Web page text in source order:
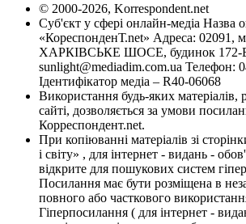
© 2000-2026, Korrespondent.net
Суб'єкт у сфері онлайн-медіа Назва
«КореспонденТ.net» Адреса: 02091,
ХАРКІВСЬКЕ ШОСЕ, будинок 172-Б,
sunlight@mediadim.com.ua Телефон:
Ідентифікатор медіа – R40-06068
Використання будь-яких матеріалів,
сайті, дозволяється за умови
Корреспондент.net.
При копіюванні матеріалів зі
і світу» , для інтернет - видань -
відкрите для пошукових систем
Посилання має бути розміщена в
повного або часткового
Гіперпосилання ( для інтернет -